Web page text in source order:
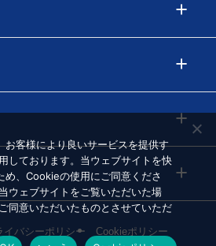
イバシーポリシー Cookieポリシー
お客様により良いサービスを提供す
しております。当ウェブサイトを快
め、Cookieの使用にご同意くださ
ウェブサイトをご覧いただいた場
同意いただいたものとさせていただ